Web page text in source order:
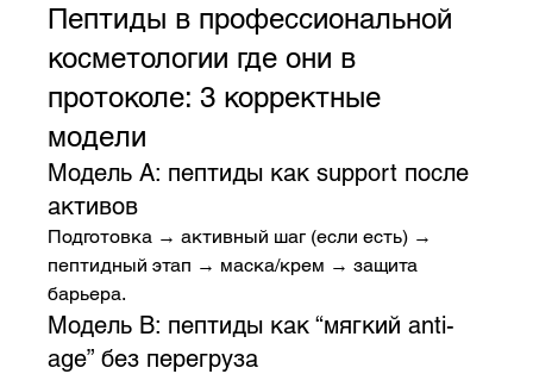
Пептиды в профессиональной
косметологии где они в
протоколе: 3 корректные
модели
Модель A: пептиды как support после
активов
Подготовка → активный шаг (если есть) →
пептидный этап → маска/крем → защита
барьера.
Модель B: пептиды как “мягкий anti-
age” без перегруза